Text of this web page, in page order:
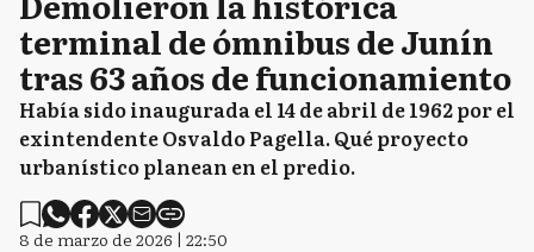
terminal de ómnibus de Junín
tras 63 años de funcionamiento
Había sido inaugurada el 14 de abril de 1962 por el
exintendente Osvaldo Pagella. Qué proyecto
urbanístico planean en el predio.
8 de marzo de 2026 | 22:50